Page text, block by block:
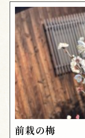
前栽の梅